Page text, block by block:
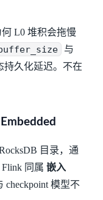
L0 堆积会拖慢
与
持久化延迟。不在
目录，通
同属 嵌入
checkpoint 模型不